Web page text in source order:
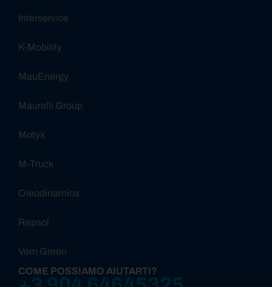
Interservice
K-Mobility
MauEnergy
Maurelli Group
Motyx
M-Truck
Oleodinamica
Repsol
Vem Green
COME POSSIAMO AIUTARTI?